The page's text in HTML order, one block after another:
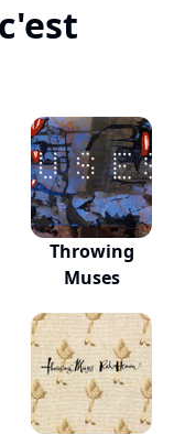
Throwing
Muses